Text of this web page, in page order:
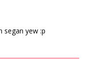
segan yew :p